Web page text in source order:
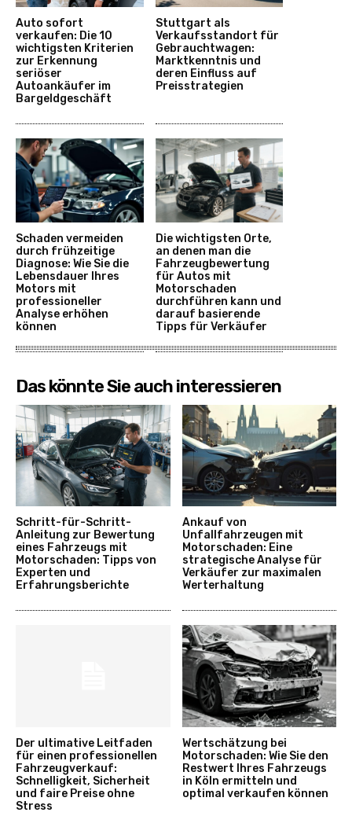
Auto sofort
verkaufen: Die 10
wichtigsten Kriterien
zur Erkennung
seriöser
Autoankäufer im
Bargeldgeschäft
Stuttgart als
Verkaufsstandort für
Gebrauchtwagen:
Marktkenntnis und
deren Einfluss auf
Preisstrategien
Schaden vermeiden
durch frühzeitige
Diagnose: Wie Sie die
Lebensdauer Ihres
Motors mit
professioneller
Analyse erhöhen
können
Die wichtigsten Orte,
an denen man die
Fahrzeugbewertung
für Autos mit
Motorschaden
durchführen kann und
darauf basierende
Tipps für Verkäufer
Das könnte Sie auch interessieren
Schritt-für-Schritt-
Anleitung zur Bewertung
eines Fahrzeugs mit
Motorschaden: Tipps von
Experten und
Erfahrungsberichte
Ankauf von
Unfallfahrzeugen mit
Motorschaden: Eine
strategische Analyse für
Verkäufer zur maximalen
Werterhaltung
Der ultimative Leitfaden
für einen professionellen
Fahrzeugverkauf:
Schnelligkeit, Sicherheit
und faire Preise ohne
Stress
Wertschätzung bei
Motorschaden: Wie Sie den
Restwert Ihres Fahrzeugs
in Köln ermitteln und
optimal verkaufen können